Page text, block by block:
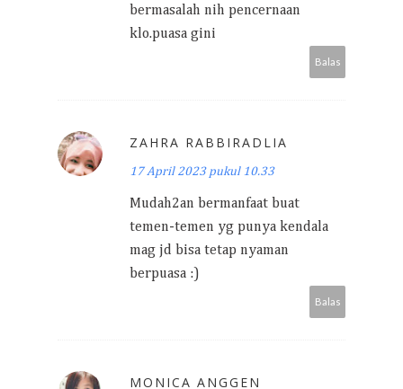
bermasalah nih pencernaan
klo.puasa gini
Balas
ZAHRA RABBIRADLIA
17 April 2023 pukul 10.33
Mudah2an bermanfaat buat
temen-temen yg punya kendala
mag jd bisa tetap nyaman
berpuasa :)
Balas
MONICA ANGGEN